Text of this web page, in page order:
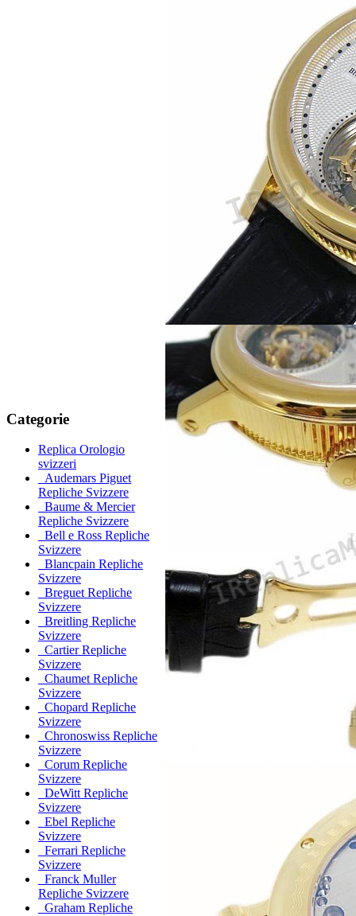
Categorie
Replica Orologio
svizzeri
Audemars Piguet
Repliche Svizzere
Baume & Mercier
Repliche Svizzere
Bell e Ross Repliche
Svizzere
Blancpain Repliche
Svizzere
Breguet Repliche
Svizzere
Breitling Repliche
Svizzere
Cartier Repliche
Svizzere
Chaumet Repliche
Svizzere
Chopard Repliche
Svizzere
Chronoswiss Repliche
Svizzere
Corum Repliche
Svizzere
DeWitt Repliche
Svizzere
Ebel Repliche
Svizzere
Ferrari Repliche
Svizzere
Franck Muller
Repliche Svizzere
Graham Repliche